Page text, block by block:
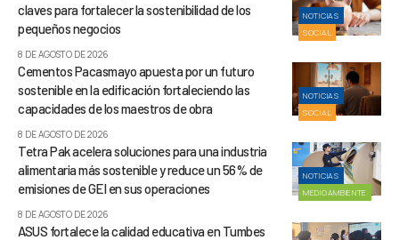
NOTICIAS
SOCIAL
claves para fortalecer la sostenibilidad de los
pequeños negocios
8 DE AGOSTO DE 2026
NOTICIAS
SOCIAL
Cementos Pacasmayo apuesta por un futuro
sostenible en la edificación fortaleciendo las
capacidades de los maestros de obra
8 DE AGOSTO DE 2026
NOTICIAS
MEDIOAMBIENTE
Tetra Pak acelera soluciones para una industria
alimentaria más sostenible y reduce un 56% de
emisiones de GEI en sus operaciones
8 DE AGOSTO DE 2026
ASUS fortalece la calidad educativa en Tumbes